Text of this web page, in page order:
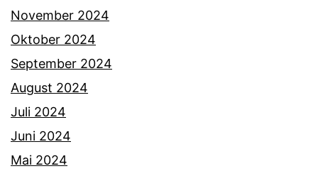
November 2024
Oktober 2024
September 2024
August 2024
Juli 2024
Juni 2024
Mai 2024